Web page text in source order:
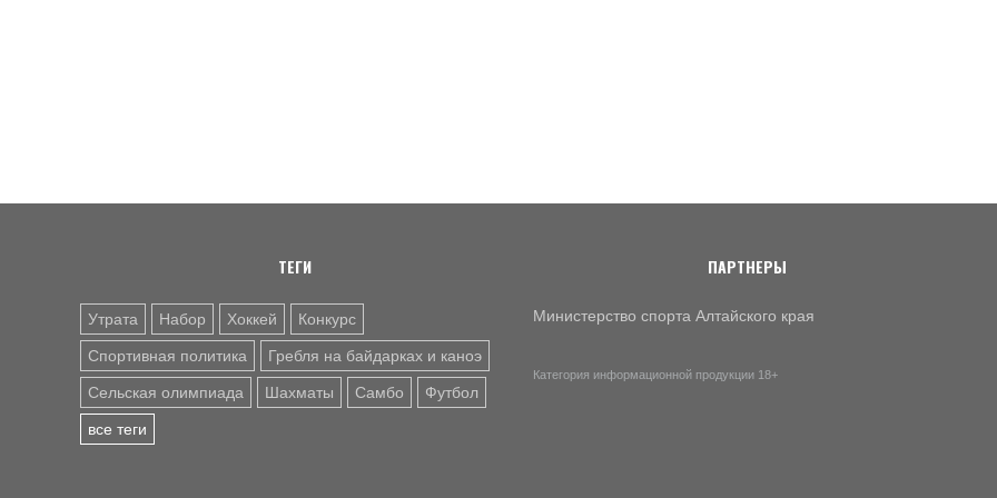
ТЕГИ
Утрата Набор Хоккей Конкурс
Спортивная политика Гребля на байдарках и каноэ
Сельская олимпиада Шахматы Самбо Футбол
все теги
ПАРТНЕРЫ
Министерство спорта Алтайского края
Категория информационной продукции 18+